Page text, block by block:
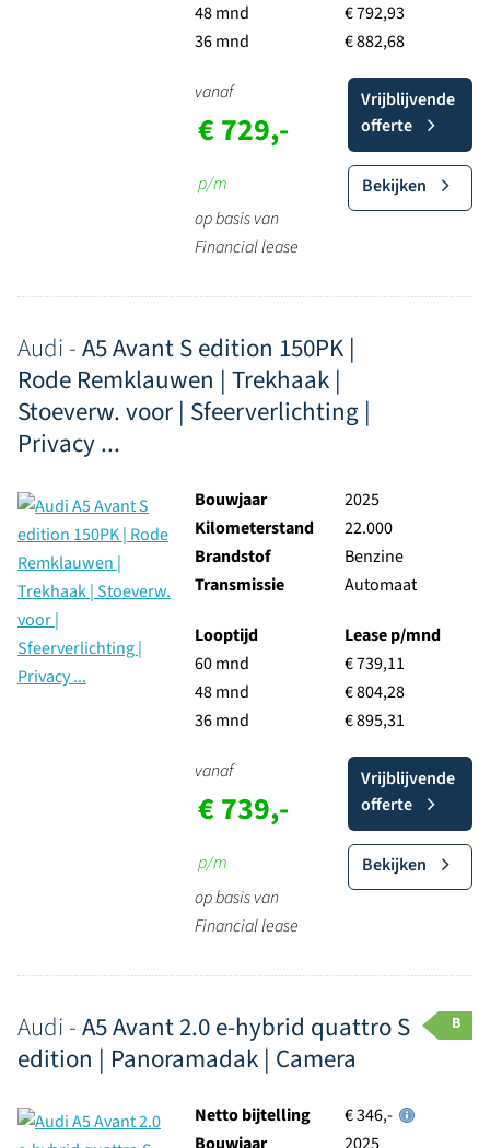
48 mnd
36 mnd
€ 792,93
€ 882,68
vanaf
€ 729,-
p/m
op basis van
Financial lease
Vrijblijvende
offerte
Bekijken
Audi -A5 Avant S edition 150PK |
Rode Remklauwen | Trekhaak |
Stoeverw. voor | Sfeerverlichting |
Privacy ...
Bouwjaar
2025
Kilometerstand
22.000
Brandstof
Benzine
Transmissie
Automaat
Looptijd
60 mnd
48 mnd
36 mnd
Lease p/mnd
€ 739,11
€ 804,28
€ 895,31
vanaf
€ 739,-
p/m
op basis van
Financial lease
Vrijblijvende
offerte
Bekijken
Audi -A5 Avant 2.0 e-hybrid quattro S
edition | Panoramadak | Camera
B
Netto bijtelling
€ 346,-